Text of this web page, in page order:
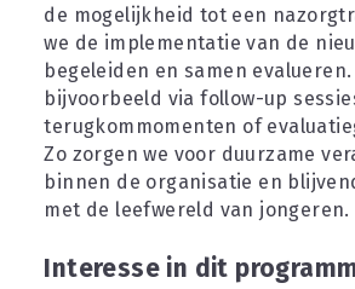
de mogelijkheid tot een
we de implementatie van de
begeleiden en samen
bijvoorbeeld via follow-up
terugkommomenten of
Zo zorgen we voor duurzame
binnen de organisatie en
met de leefwereld van jongeren.
Interesse in dit